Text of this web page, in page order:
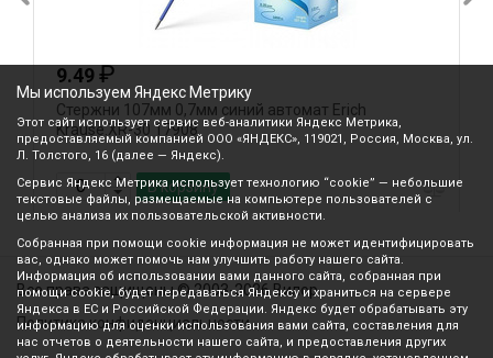
9.49₽
Стержни 107мм 0,7мм синий автомат Erich
Krause.XR-30 17908
В корзину
Все права защищены © 2003-2026 Вилор
Политика конфиденциальности
Мы используем Яндекс Метрику
Этот сайт использует сервис веб-аналитики Яндекс Метрика,
предоставляемый компанией ООО «ЯНДЕКС», 119021, Россия, Москва, ул.
Л. Толстого, 16 (далее — Яндекс).
Сервис Яндекс Метрика использует технологию “cookie” — небольшие
текстовые файлы, размещаемые на компьютере пользователей с
целью анализа их пользовательской активности.
Собранная при помощи cookie информация не может идентифицировать
вас, однако может помочь нам улучшить работу нашего сайта.
Информация об использовании вами данного сайта, собранная при
помощи cookie, будет передаваться Яндексу и храниться на сервере
Яндекса в ЕС и Российской Федерации. Яндекс будет обрабатывать эту
информацию для оценки использования вами сайта, составления для
нас отчетов о деятельности нашего сайта, и предоставления других